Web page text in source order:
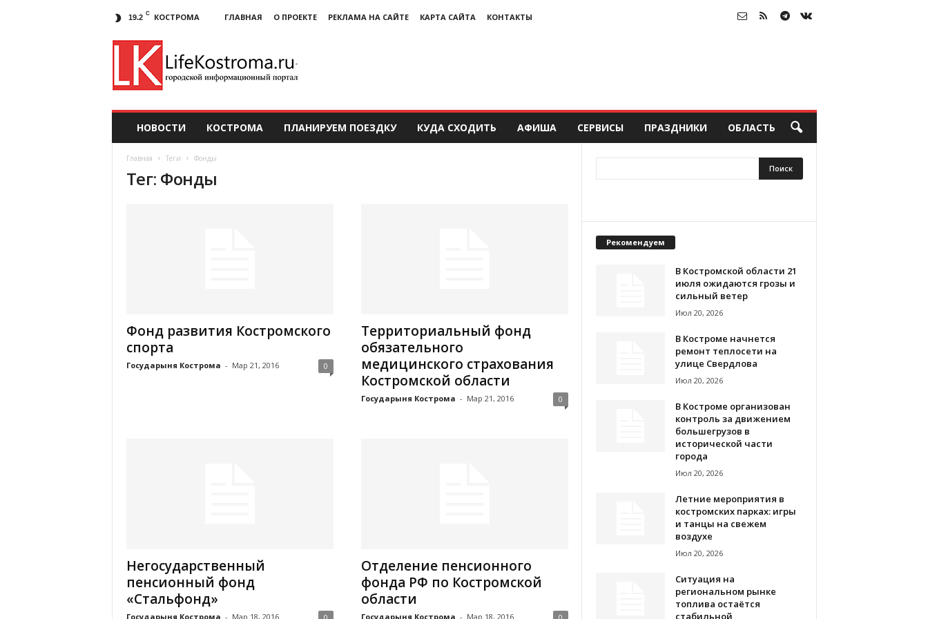
19.2 C КОСТРОМА ГЛАВНАЯ О ПРОЕКТЕ РЕКЛАМА НА САЙТЕ КАРТА САЙТА КОНТАКТЫ
НОВОСТИ КОСТРОМА ПЛАНИРУЕМ ПОЕЗДКУ КУДА СХОДИТЬ АФИША СЕРВИСЫ ПРАЗДНИКИ ОБЛАСТЬ
Главная Теги Фонды
Тег: Фонды
Фонд развития Костромского
спорта
Государыня Кострома - Мар 21, 2016 0
Территориальный фонд
обязательного
медицинского страхования
Костромской области
Государыня Кострома - Мар 21, 2016 0
Негосударственный
пенсионный фонд
«Стальфонд»
Государыня Кострома - Мар 18, 2016
Отделение пенсионного
фонда РФ по Костромской
области
Государыня Кострома - Мар 18, 2016
Рекомендуем
В Костромской области 21
июля ожидаются грозы и
сильный ветер
Июл 20, 2026
В Костроме начнется
ремонт теплосети на
улице Свердлова
Июл 20, 2026
В Костроме организован
контроль за движением
большегрузов в
исторической части
города
Июл 20, 2026
Летние мероприятия в
костромских парках: игры
и танцы на свежем
воздухе
Июл 20, 2026
Ситуация на
региональном рынке
топлива остаётся
стабильной